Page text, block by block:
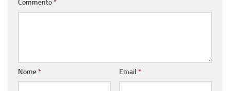
Commento*
Nome* Email *